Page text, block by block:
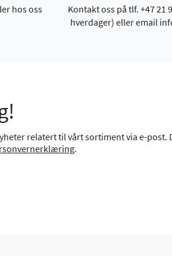
hos oss
Kontakt oss på tlf. +47 21
hverdager) eller email
relatert til vårt sortiment via e-post.
.